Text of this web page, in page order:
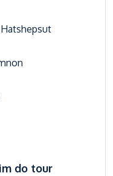
do tour